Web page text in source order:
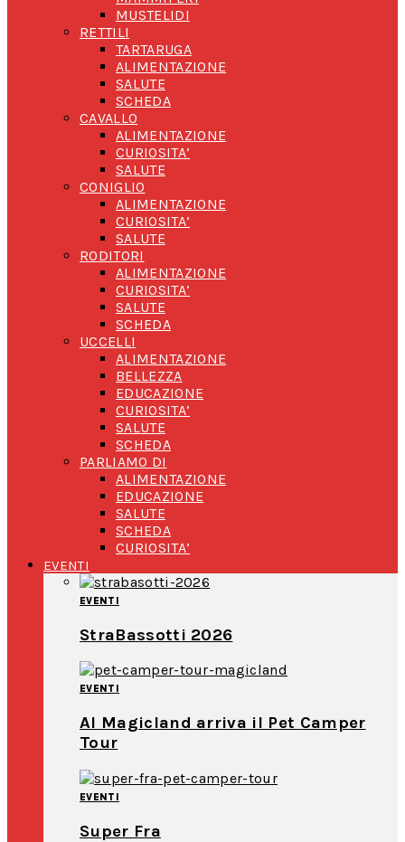
MUSTELIDI
RETTILI
TARTARUGA
ALIMENTAZIONE
SALUTE
SCHEDA
CAVALLO
ALIMENTAZIONE
CURIOSITA’
SALUTE
CONIGLIO
ALIMENTAZIONE
CURIOSITA’
SALUTE
RODITORI
ALIMENTAZIONE
CURIOSITA’
SALUTE
SCHEDA
UCCELLI
ALIMENTAZIONE
BELLEZZA
EDUCAZIONE
CURIOSITA’
SALUTE
SCHEDA
PARLIAMO DI
ALIMENTAZIONE
EDUCAZIONE
SALUTE
SCHEDA
CURIOSITA’
EVENTI
EVENTI
StraBassotti 2026
EVENTI
Al Magicland arriva il Pet Camper
Tour
EVENTI
Super Fra